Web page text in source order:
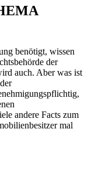
benötigt, wissen
der
auch. Aber was ist
andere Facts zum
mal